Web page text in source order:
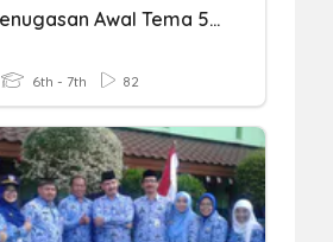
Quiz_Penugasan Awal Tema 5 Subtema 1
6th - 7th 82